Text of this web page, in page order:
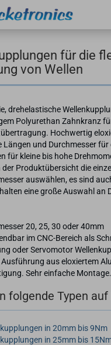
für die
von Wellen
drehelastische
Polyurethan Zahnkranz
Hochwertig
Längen und Durchmesser für
für kleine bis hohe
der Produktübersicht die
auswählen, es sind
eine große Auswahl an
20, 25, 30 oder 40mm
im CNC-Bereich als
oder Servomotor
aus eloxiertem
Sehr einfache Montage.
folgende Typen auf
in 20mm bis 9Nm
in 25mm bis